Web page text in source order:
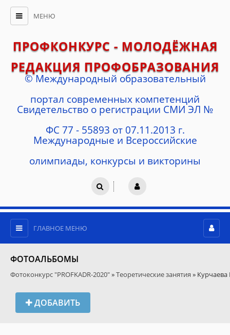
МЕНЮ
ПРОФКОНКУРС - МОЛОДЁЖНАЯ
РЕДАКЦИЯ ПРОФОБРАЗОВАНИЯ
© Международный образовательный
портал современных компетенций
Cвидетельство о регистрации СМИ ЭЛ №
ФС 77 - 55893 от 07.11.2013 г.
Международные и Всероссийские
олимпиады, конкурсы и викторины
ГЛАВНОЕ МЕНЮ
ФОТОАЛЬБОМЫ
Фотоконкурс "PROFKADR-2020"»Теоретические занятия »
ДОБАВИТЬ